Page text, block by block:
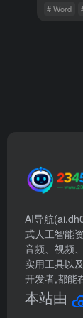
# Word
AI导航
式人工智能
音频、视频
实用工具以
开发者,都能
本站由